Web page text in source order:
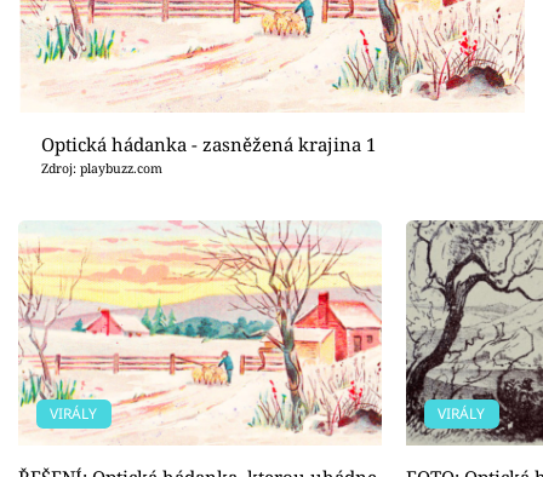
Optická hádanka - zasněžená krajina 1
Zdroj: playbuzz.com
VIRÁLY VIRÁLY